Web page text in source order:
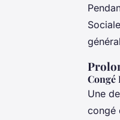
Congé
Une
congé